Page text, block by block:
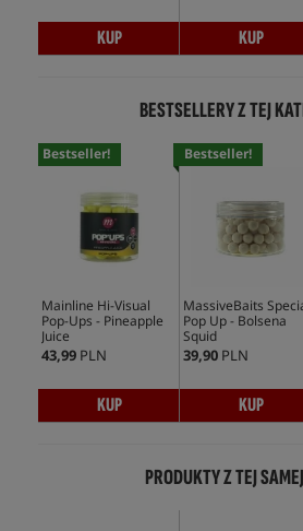
KUP KUP
BESTSELLERY Z TEJ
Bestseller!
Mainline Hi-Visual
Pop-Ups - Pineapple
Juice
43,99 PLN
KUP
Bestseller!
MassiveBaits
Pop Up - Bolsena
Squid
39,90 PLN
KUP
PRODUKTY Z TEJ